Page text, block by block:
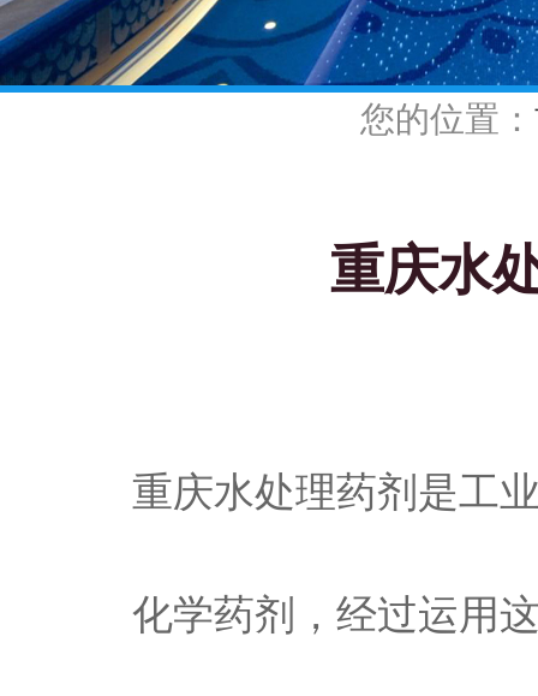
您的位置：
重庆水
重庆水处理药剂是工
化学药剂，经过运用